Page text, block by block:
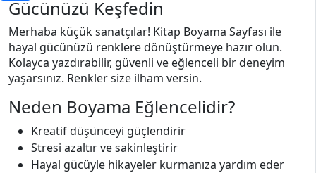
Gücünüzü Keşfedin
Merhaba küçük sanatçılar! Kitap Boyama Sayfası ile
hayal gücünüzü renklere dönüştürmeye hazır olun.
Kolayca yazdırabilir, güvenli ve eğlenceli bir deneyim
yaşarsınız. Renkler size ilham versin.
Neden Boyama Eğlencelidir?
Kreatif düşünceyi güçlendirir
Stresi azaltır ve sakinleştirir
Hayal gücüyle hikayeler kurmanıza yardım eder